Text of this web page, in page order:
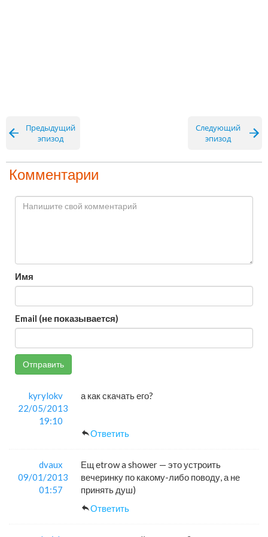
Предыдущий
эпизод
Следующий
эпизод
Комментарии
Имя
Email (не показывается)
Отправить
kyrylokv
22/05/2013
19:10
а как скачать его?
Ответить
dvaux
09/01/2013
01:57
Ещ еtrow a shower — это устроить
вечеринку по какому-либо поводу, а не
принять душ)
Ответить